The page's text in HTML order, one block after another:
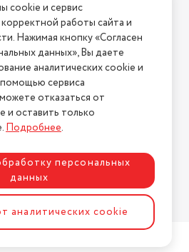
возврата
на сайте? Напишите нам
"АстМаркет". У нас есть всё!
конфиденциальности
сайтаASTDESIGN
cookie и сервис
работы сайта и
Нажимая кнопку «Согласен
данных», Вы даете
аналитических cookie и
сервиса
отказаться от
и оставить только
Подробнее.
персональных
данных
аналитических cookie